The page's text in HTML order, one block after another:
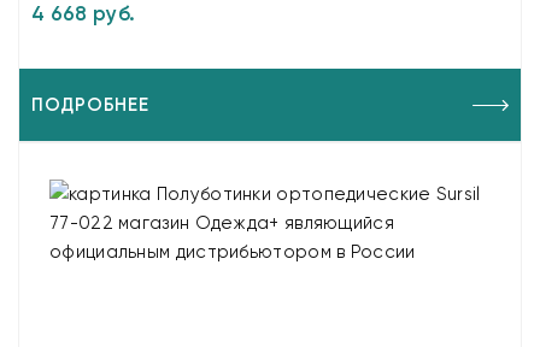
4 668 руб.
ПОДРОБНЕЕ